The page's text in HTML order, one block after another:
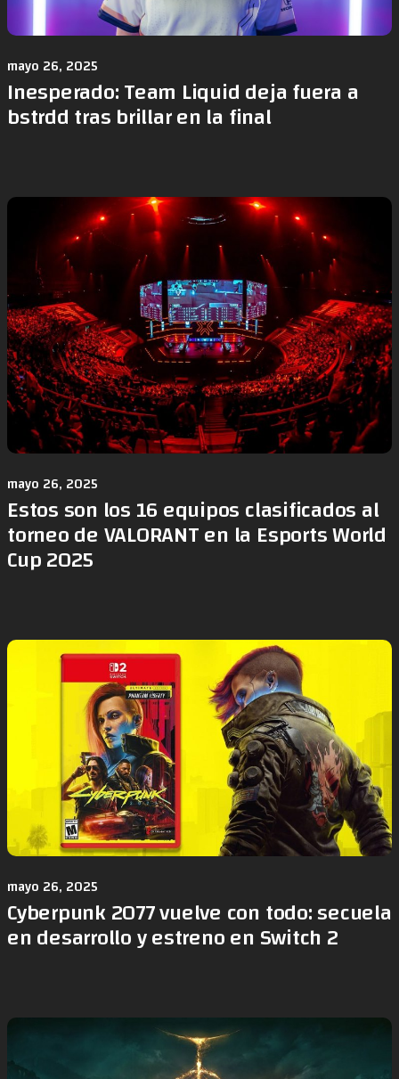
mayo 26, 2025
Inesperado: Team Liquid deja fuera a
bstrdd tras brillar en la final
mayo 26, 2025
Estos son los 16 equipos clasificados al
torneo de VALORANT en la Esports World
Cup 2025
mayo 26, 2025
Cyberpunk 2077 vuelve con todo: secuela
en desarrollo y estreno en Switch 2